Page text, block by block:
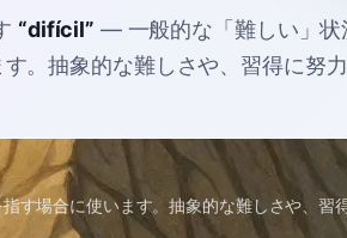
“difícil” — 一般的な「難しい」状
。抽象的な難しさや、習得に努
す場合に使います。抽象的な難しさや、習